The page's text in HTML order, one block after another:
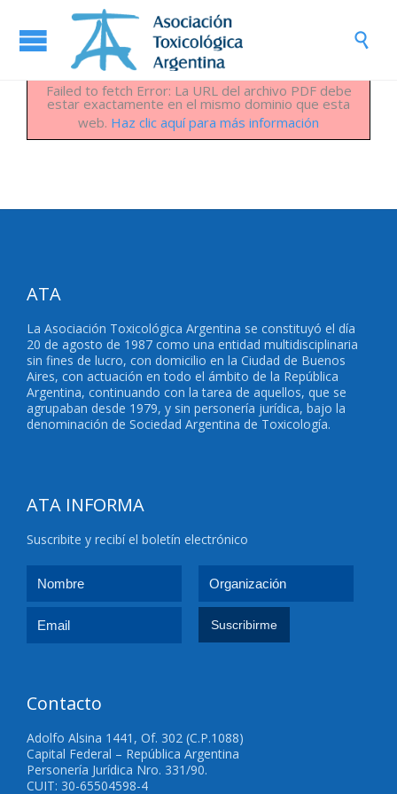

Failed to fetch Error: La URL del archivo PDF debe
estar exactamente en el mismo dominio que esta
web. Haz clic aquí para más información
ATA
La Asociación Toxicológica Argentina se constituyó el día
20 de agosto de 1987 como una entidad multidisciplinaria
sin fines de lucro, con domicilio en la Ciudad de Buenos
Aires, con actuación en todo el ámbito de la República
Argentina, continuando con la tarea de aquellos, que se
agrupaban desde 1979, y sin personería jurídica, bajo la
denominación de Sociedad Argentina de Toxicología.
ATA INFORMA
Suscribite y recibí el boletín electrónico
Contacto
Adolfo Alsina 1441, Of. 302 (C.P.1088)
Capital Federal – República Argentina
Personería Jurídica Nro. 331/90.
CUIT: 30-65504598-4